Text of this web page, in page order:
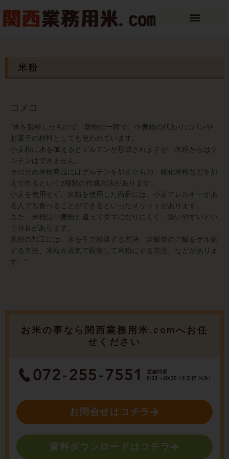
を
米粉
コメコ
“米を製粉したもので、穀粉の一種で、小麦粉の代わりにパンや
お菓子の材料としても使われています。
小麦粉に水を加えるとグルテンが形成されますが、米粉からはグ
ルテンはできません。
そのため米粉商品にはグルテンを加えたもの、糊化米粉などを加
えて作るという2種類の作成方法があります。
小麦を使用せず、米粉を使用した商品には、小麦アレルギーがあ
る人でも食べることができるといったメリットがあります。
また、米粉は小麦粉と違ってダマになりにくく、扱いやすいとい
う特長があります。
米粉の加工には、米を生で粉砕する方法、炊飯後のご飯をゲル化
する方法、米粒を蒸気で殺菌して米粉にする方法、などがありま
す。”
お米の事なら関西業務用米.comへお任
せください
お問合せはコチラ
資料ダウンロードはコチラ